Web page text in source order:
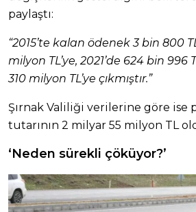
paylaştı:
“2015’te kalan ödenek 3 bin 800
milyon TL’ye, 2021’de 624 bin 996
310 milyon TL’ye çıkmıştır.”
Şırnak Valiliği verilerine göre ise
tutarının 2 milyar 55 milyon TL
‘Neden sürekli çöküyor?’